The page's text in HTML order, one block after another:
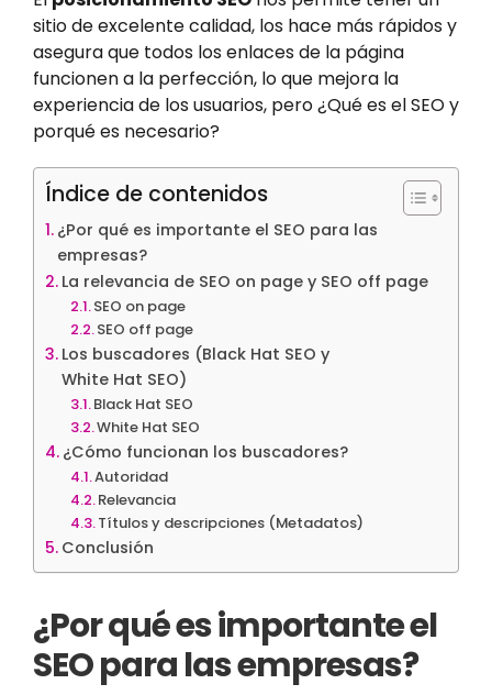
sitio de excelente calidad, los hace más rápidos y
asegura que todos los enlaces de la página
funcionen a la perfección, lo que mejora la
experiencia de los usuarios, pero ¿Qué es el SEO y
porqué es necesario?
Índice de contenidos
¿Por qué es importante el SEO para las
empresas?
La relevancia de SEO on page y SEO off page
SEO on page
SEO off page
Los buscadores (Black Hat SEO y
White Hat SEO)
Black Hat SEO
White Hat SEO
¿Cómo funcionan los buscadores?
Autoridad
Relevancia
Títulos y descripciones (Metadatos)
Conclusión
¿Por qué es importante el
SEO para las empresas?